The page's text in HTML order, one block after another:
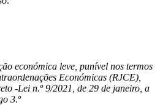
económica leve, punível nos termos
Económicas (RJCE),
-Lei n.º 9/2021, de 29 de janeiro, a
3.º